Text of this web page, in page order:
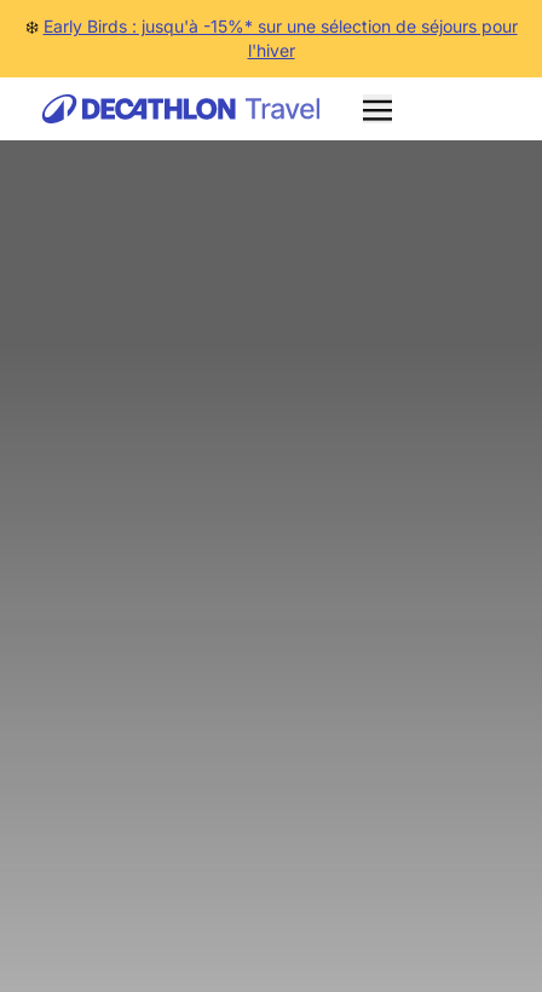
❄️ Early Birds : jusqu'à -15%* sur une sélection de séjours pour
l'hiver